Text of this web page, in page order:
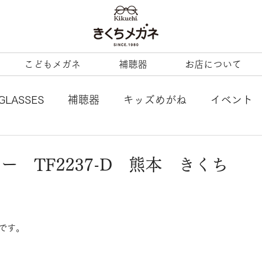
こどもメガネ 補聴器 お店について
補聴器 キッズめがね イベント
ー TF2237-D 熊本 きくち
す。